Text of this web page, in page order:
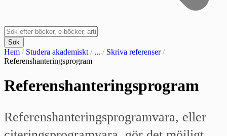
Sök
Hem / Studera akademiskt / ... / Skriva referenser /
Referenshanteringsprogram
Referenshanteringsprogram
Referenshanteringsprogramvara, eller